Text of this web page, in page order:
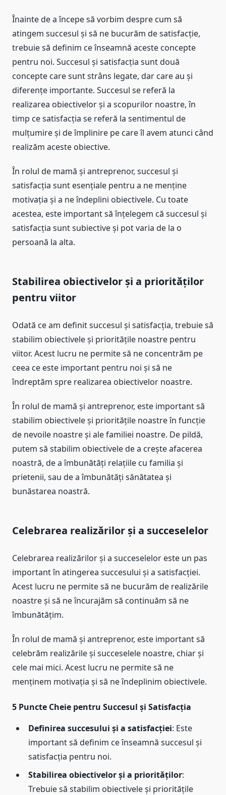
Înainte de a începe să vorbim despre cum să
atingem succesul și să ne bucurăm de satisfacție,
trebuie să definim ce înseamnă aceste concepte
pentru noi. Succesul și satisfacția sunt două
concepte care sunt strâns legate, dar care au și
diferențe importante. Succesul se referă la
realizarea obiectivelor și a scopurilor noastre, în
timp ce satisfacția se referă la sentimentul de
mulțumire și de împlinire pe care îl avem atunci când
realizăm aceste obiective.
În rolul de mamă și antreprenor, succesul și
satisfacția sunt esențiale pentru a ne menține
motivația și a ne îndeplini obiectivele. Cu toate
acestea, este important să înțelegem că succesul și
satisfacția sunt subiective și pot varia de la o
persoană la alta.
Stabilirea obiectivelor și a priorităților
pentru viitor
Odată ce am definit succesul și satisfacția, trebuie să
stabilim obiectivele și prioritățile noastre pentru
viitor. Acest lucru ne permite să ne concentrăm pe
ceea ce este important pentru noi și să ne
îndreptăm spre realizarea obiectivelor noastre.
În rolul de mamă și antreprenor, este important să
stabilim obiectivele și prioritățile noastre în funcție
de nevoile noastre și ale familiei noastre. De pildă,
putem să stabilim obiectivele de a crește afacerea
noastră, de a îmbunătăți relațiile cu familia și
prietenii, sau de a îmbunătăți sănătatea și
bunăstarea noastră.
Celebrarea realizărilor și a succeselelor
Celebrarea realizărilor și a succeselelor este un pas
important în atingerea succesului și a satisfacției.
Acest lucru ne permite să ne bucurăm de realizările
noastre și să ne încurajăm să continuăm să ne
îmbunătățim.
În rolul de mamă și antreprenor, este important să
celebrăm realizările și succeselele noastre, chiar și
cele mai mici. Acest lucru ne permite să ne
menținem motivația și să ne îndeplinim obiectivele.
5 Puncte Cheie pentru Succesul și Satisfacția
Definirea succesului și a satisfacției: Este
important să definim ce înseamnă succesul și
satisfacția pentru noi.
Stabilirea obiectivelor și a priorităților:
Trebuie să stabilim obiectivele și prioritățile